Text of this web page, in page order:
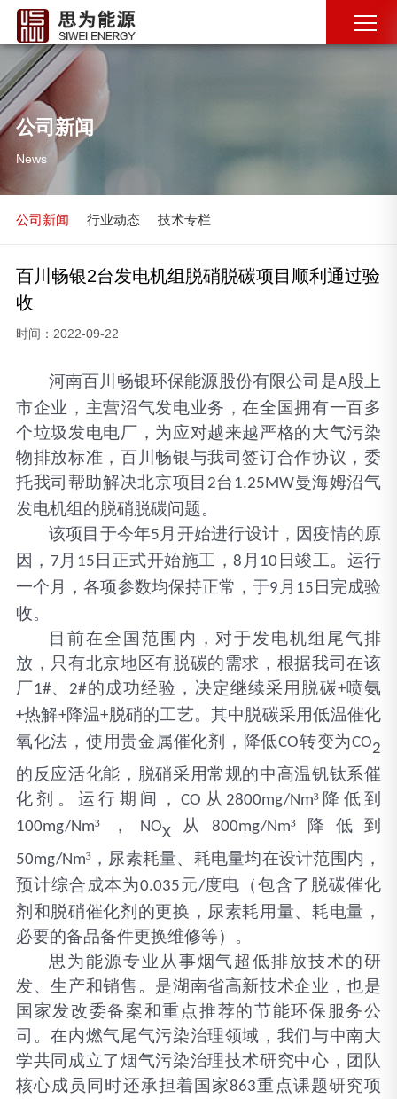
公司新闻
News
公司新闻 行业动态 技术专栏
百川畅银2台发电机组脱硝脱碳项目顺利通过验
收
时间：2022-09-22
河南百川畅银环保能源股份有限公司是A股上
市企业，主营沼气发电业务，在全国拥有一百多
个垃圾发电电厂，为应对越来越严格的大气污染
物排放标准，百川畅银与我司签订合作协议，委
托我司帮助解决北京项目 2台 1.25MW曼海姆沼气
发电机组的脱硝脱碳问题。
该项目于今年5 月开始进行设计，因疫情的原
因， 7 月 15 日正式开始施工，8 月 10 日竣工。运行
一个月，各项参数均保持正常，于9 月 15 日完成验
收。
目前在全国范围内，对于发电机组尾气排
放，只有北京地区有脱碳的需求，根据我司在该
厂1#、 2#的成功经验，决定继续采用脱碳+喷氨
+热解+降温+ 脱硝的工艺。其中脱碳采用低温催化
氧化法，使用贵金属催化剂，降低CO转变为CO2
的反应活化能，脱硝采用常规的中高温钒钛系催
化剂。运行期间，CO 从 2800mg/Nm³降低到
100mg/Nm³， NOX 从 800mg/Nm³降低到
50mg/Nm³，尿素耗量、耗电量均在设计范围内，
预计综合成本为0.035元/度电（包含了脱碳催化
剂和脱硝催化剂的更换，尿素耗用量、耗电量，
必要的备品备件更换维修等）。
思为能源专业从事烟气超低排放技术的研
发、生产和销售。是湖南省高新技术企业，也是
国家发改委备案和重点推荐的节能环保服务公
司。在内燃气尾气污染治理领域，我们与中南大
学共同成立了烟气污染治理技术研究中心，团队
核心成员同时还承担着国家863重点课题研究项